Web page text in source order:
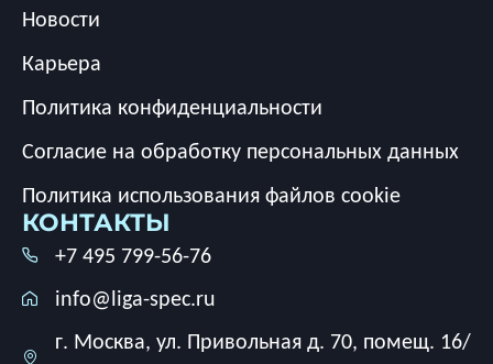
Новости
Карьера
Политика конфиденциальности
Согласие на обработку персональных данных
Политика использования файлов cookie
КОНТАКТЫ
+7 495 799-56-76
info@liga-spec.ru
г. Москва, ул. Привольная д. 70, помещ. 16/